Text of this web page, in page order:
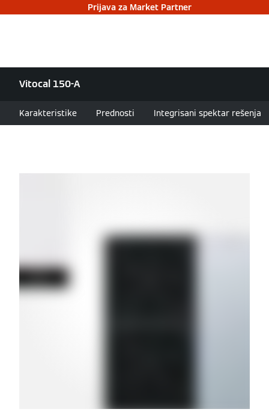
Prijava za Market Partner
Vitocal 150-A
Karakteristike Prednosti Integrisani spektar rešenja